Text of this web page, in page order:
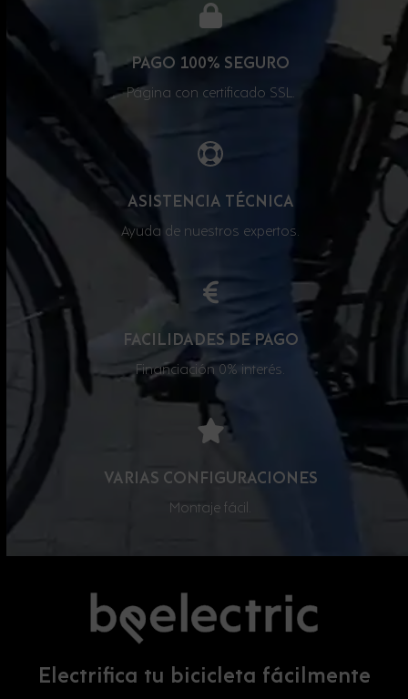
PAGO 100% SEGURO
Página con certificado SSL.
ASISTENCIA TÉCNICA
Ayuda de nuestros expertos.
FACILIDADES DE PAGO
Financiación 0% interés.
VARIAS CONFIGURACIONES
Montaje fácil.
Electrifica tu bicicleta fácilmente